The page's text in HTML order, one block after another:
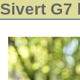
Sivert G7